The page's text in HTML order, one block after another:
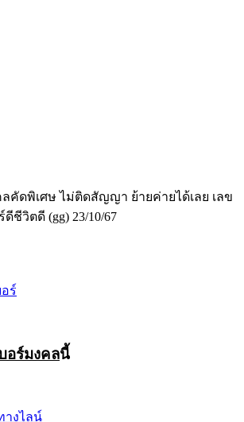
ลคัดพิเศษ ไม่ติดสัญญา ย้ายค่ายได้เลย เลข
ชีวิตดี (gg) 23/10/67
ร์
อร์มงคลนี้